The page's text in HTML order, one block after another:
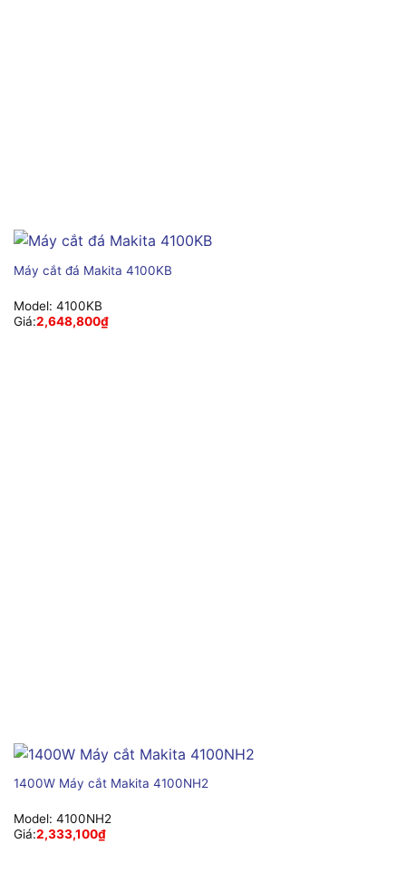
Máy cắt đá Makita 4100KB
Model: 4100KB
Giá:2,648,800₫
1400W Máy cắt Makita 4100NH2
Model: 4100NH2
Giá:2,333,100₫